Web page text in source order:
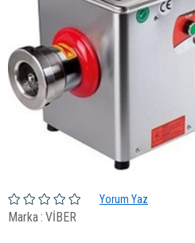
Yorum Yaz
Marka: VİBER